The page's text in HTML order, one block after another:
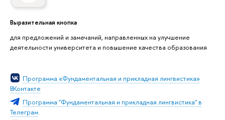
Выразительная кнопка
для предложений и замечаний, направленных на улучшение
деятельности университета и повышение качества образования
Программа «Фундаментальная и прикладная лингвистика»
ВКонтакте
Программа "Фундаментальная и прикладная лингвистика" в
Телеграм